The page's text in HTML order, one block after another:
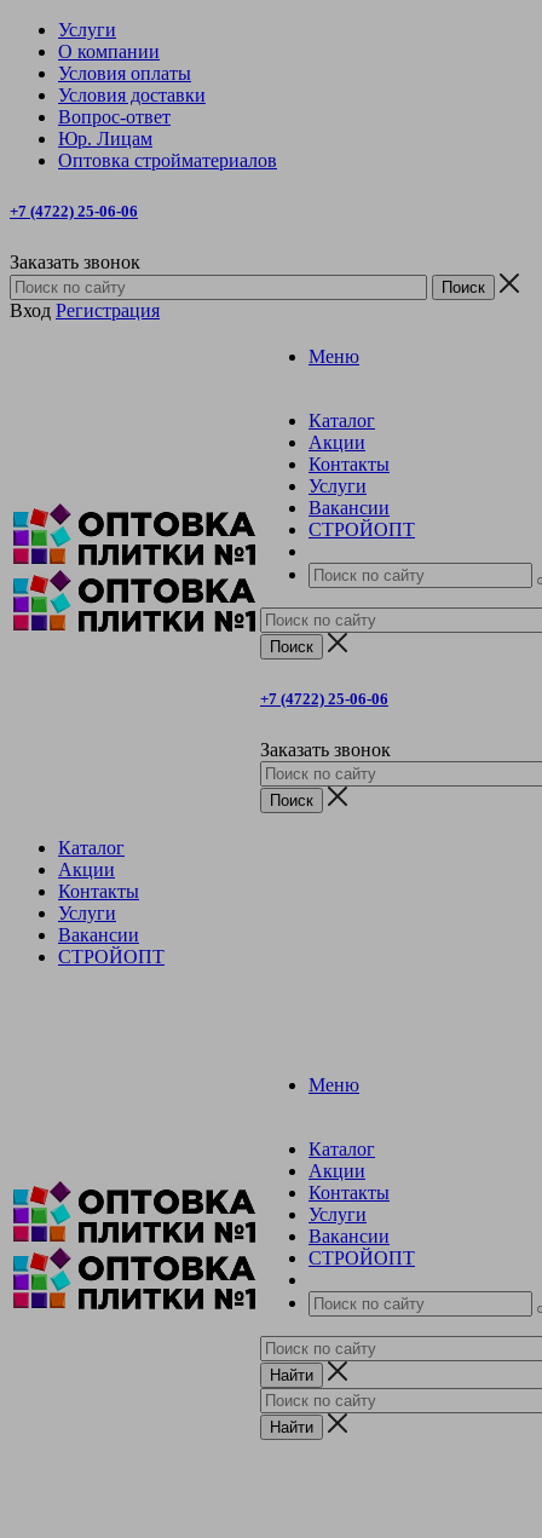
Услуги
О компании
Условия оплаты
Условия доставки
Вопрос-ответ
Юр. Лицам
Оптовка стройматериалов
+7 (4722) 25-06-06
Заказать звонок
Вход Регистрация
Меню
Каталог
Акции
Контакты
Услуги
Вакансии
СТРОЙОПТ
+7 (4722) 25-06-06
Заказать звонок
Каталог
Акции
Контакты
Услуги
Вакансии
СТРОЙОПТ
Меню
Каталог
Акции
Контакты
Услуги
Вакансии
СТРОЙОПТ